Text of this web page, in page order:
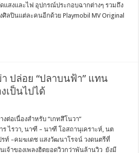
แสงและไฟ อุปกรณ์ประกอบฉากต่างๆ รวมถึง
ลปินแต่ละคนอีกด้วย Playmobil MV Original
า ปล่อย “ปลาบนฟ้า” แทน
เป็นไปได้
ต่อเนื่องสำหรับ “เกทสึโนวา”
ร ไรวา, นาฑี – นาฑี โอสถานุเคราะห์, นต
ท์ –คมฆเดช แสงวัฒนาโรจน์ วงดนตรีที่
เจ้าของเพลงฮิตยอดวิวกว่าพันล้านวิว ยังมี